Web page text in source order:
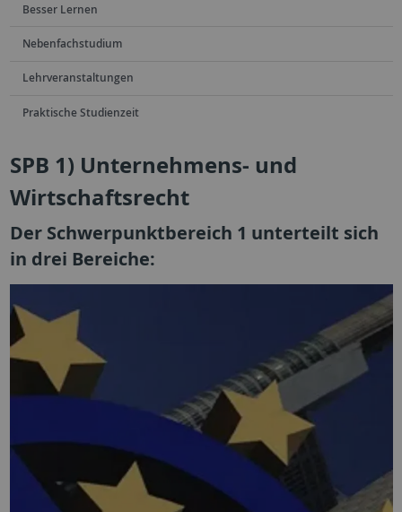
Besser Lernen
Nebenfachstudium
Lehrveranstaltungen
Praktische Studienzeit
SPB 1) Unternehmens- und
Wirtschaftsrecht
Der Schwerpunktbereich 1 unterteilt sich
in drei Bereiche: